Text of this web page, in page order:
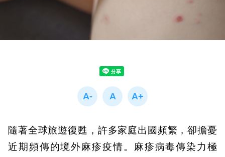
隨著全球旅遊復甦，許多家庭出國頻繁，卻擔憂
近期頻傳的境外麻疹疫情。麻疹病毒傳染力極